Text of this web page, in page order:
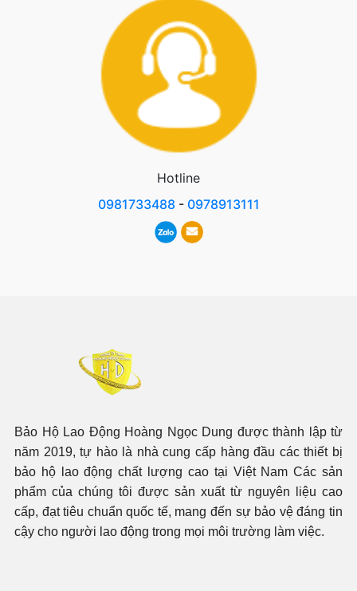
Hotline
0981733488- 0978913111
Bảo Hộ Lao Động Hoàng Ngọc Dung được thành lập từ
năm 2019, tự hào là nhà cung cấp hàng đầu các thiết bị
bảo hộ lao động chất lượng cao tại Việt Nam Các sản
phẩm của chúng tôi được sản xuất từ nguyên liệu cao
cấp, đạt tiêu chuẩn quốc tế, mang đến sự bảo vệ đáng tin
cậy cho người lao động trong mọi môi trường làm việc.